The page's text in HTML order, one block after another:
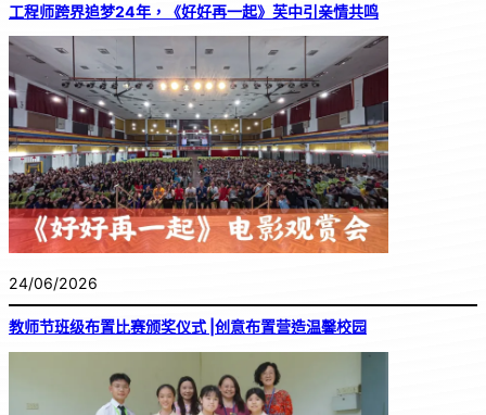
工程师跨界追梦24年，《好好再一起》芙中引亲情共鸣
24/06/2026
教师节班级布置比赛颁奖仪式 |创意布置营造温馨校园